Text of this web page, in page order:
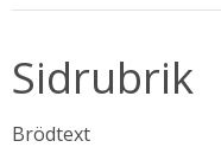
Sidrubrik
Brödtext